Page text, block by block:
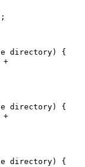
directory) {
directory) {
directory) {